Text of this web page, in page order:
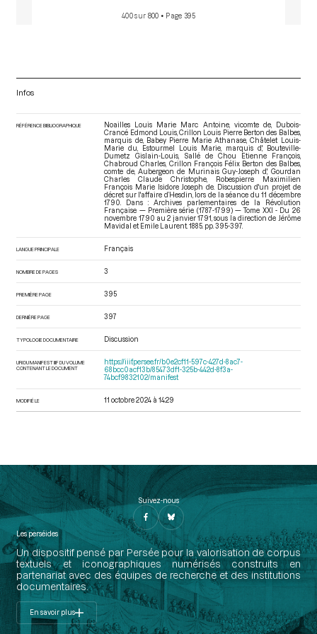
400 sur 800 • Page 395
Infos
RÉFÉRENCE BIBLIOGRAPHIQUE
Noailles Louis Marie Marc Antoine, vicomte de, Dubois-
Crancé Edmond Louis, Crillon Louis Pierre Berton des Balbes,
marquis de, Babey Pierre Marie Athanase, Châtelet Louis-
Marie du, Estourmel Louis Marie, marquis d', Bouteville-
Dumetz Gislain-Louis, Sallé de Chou Etienne François,
Chabroud Charles, Crillon François Félix Berton des Balbes,
comte de, Aubergeon de Murinais Guy-Joseph d', Gourdan
Charles Claude Christophe, Robespierre Maximilien
François Marie Isidore Joseph de. Discussion d'un projet de
décret sur l'affaire d’Hesdin, lors de la séance du 11 décembre
1790. Dans : Archives parlementaires de la Révolution
Française — Première série (1787-1799) — Tome XXI - Du 26
novembre 1790 au 2 janvier 1791 , sous la direction de Jérôme
Mavidal et Emile Laurent. 1885. pp. 395-397.
LANGUE PRINCIPALE Français
NOMBRE DE PAGES 3
PREMIÈRE PAGE 395
DERNIÈRE PAGE 397
TYPOLOGIE DOCUMENTAIRE Discussion
URI DU MANIFEST IIIF DU VOLUME
CONTENANT LE DOCUMENT
https://iiif.persee.fr/b0e2cf11-597c-427d-8ac7-
68bcc0acf13b/85473df1-325b-442d-8f3a-
74bcf9832102/manifest
MODIFIÉ LE 11 octobre 2024 à 14:29
Suivez-nous
Les perséides
Un dispositif pensé par Persée pour la valorisation de corpus
textuels et iconographiques numérisés construits en
partenariat avec des équipes de recherche et des institutions
documentaires.
En savoir plus